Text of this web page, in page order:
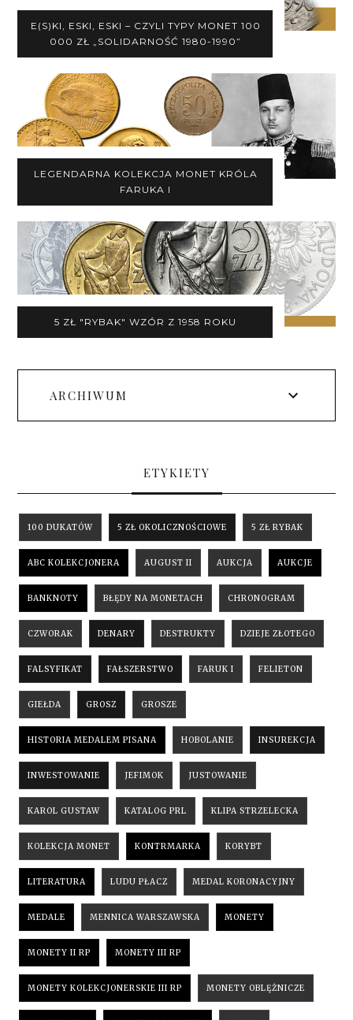
E(S)KI, ESKI, ESKI – CZYLI TYPY MONET 100
000 ZŁ „SOLIDARNOŚĆ 1980-1990”
LEGENDARNA KOLEKCJA MONET KRÓLA
FARUKA I
5 ZŁ "RYBAK" WZÓR Z 1958 ROKU
ARCHIWUM
ETYKIETY
100 DUKATÓW 5 ZŁ OKOLICZNOŚCIOWE 5 ZŁ RYBAK
ABC KOLEKCJONERA AUGUST II AUKCJA AUKCJE
BANKNOTY BŁĘDY NA MONETACH CHRONOGRAM
CZWORAK DENARY DESTRUKTY DZIEJE ZŁOTEGO
FALSYFIKAT FAŁSZERSTWO FARUK I FELIETON
GIEŁDA GROSZ GROSZE
HISTORIA MEDALEM PISANA HOBOLANIE INSUREKCJA
INWESTOWANIE JEFIMOK JUSTOWANIE
KAROL GUSTAW KATALOG PRL KLIPA STRZELECKA
KOLEKCJA MONET KONTRMARKA KORYBT
LITERATURA LUDU PŁACZ MEDAL KORONACYJNY
MEDALE MENNICA WARSZAWSKA MONETY
MONETY II RP MONETY III RP
MONETY KOLEKCJONERSKIE III RP MONETY OBLĘŻNICZE